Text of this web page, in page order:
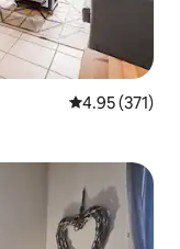
औसत रेटिंग 5 में से
4.95 (371)